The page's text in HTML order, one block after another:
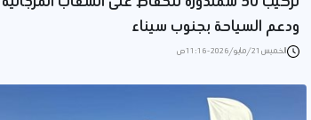
ودعم السياحة بجنوب سيناء
الخميس 21/مايو/2026 - 11:16 ص